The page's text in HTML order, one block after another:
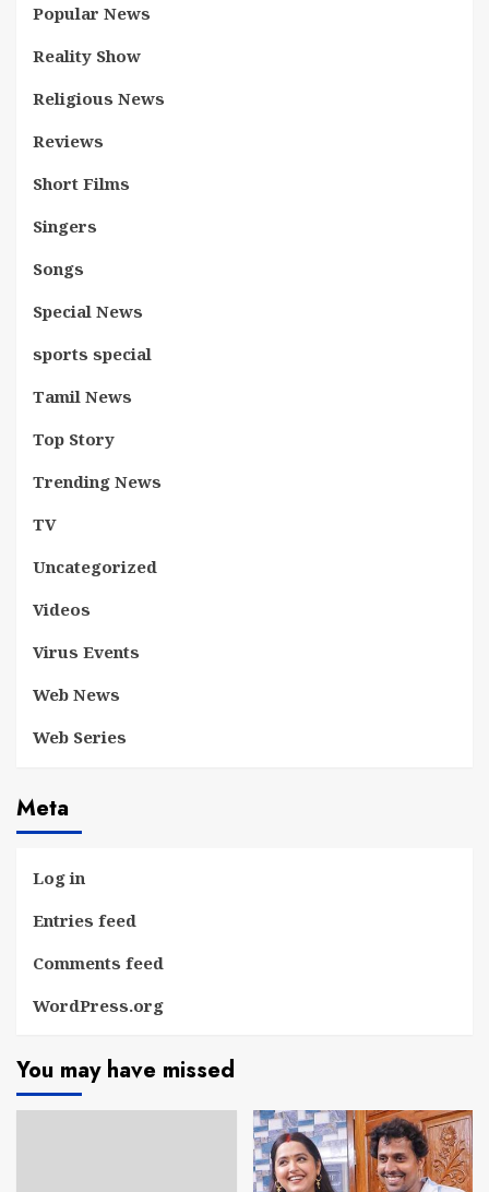
Popular News
Reality Show
Religious News
Reviews
Short Films
Singers
Songs
Special News
sports special
Tamil News
Top Story
Trending News
TV
Uncategorized
Videos
Virus Events
Web News
Web Series
Meta
Log in
Entries feed
Comments feed
WordPress.org
You may have missed